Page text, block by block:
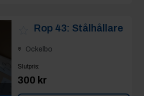
Rop 43: Stålhållare
Ockelbo
Slutpris:
300 kr